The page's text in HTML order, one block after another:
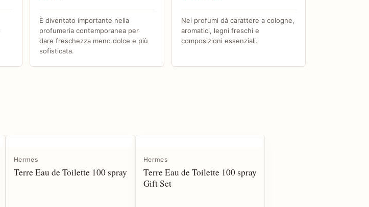
È diventato importante nella
profumeria contemporanea per
dare freschezza meno dolce e più
sofisticata.
Nei profumi dà carattere a cologne,
aromatici, legni freschi e
composizioni essenziali.
Hermes
Terre Eau de Toilette 100 spray
Hermes
Terre Eau de Toilette 100 spray
Gift Set